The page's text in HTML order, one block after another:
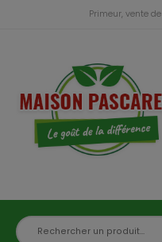
Primeur, vente